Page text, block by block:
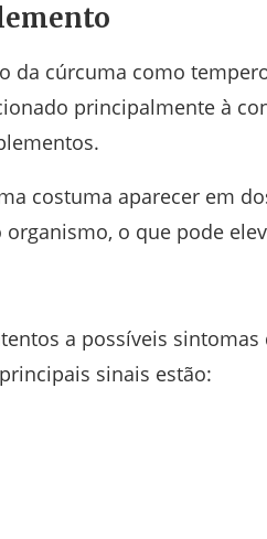
da cúrcuma como
principalmente à
costuma aparecer em
o que pode
a possíveis
sinais estão: